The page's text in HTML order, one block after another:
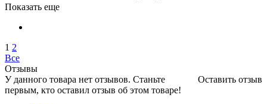
Показать еще
1 2
Все
Отзывы
Оставить отзыв
У данного товара нет отзывов. Станьте
первым, кто оставил отзыв об этом товаре!